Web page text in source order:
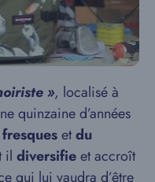
», localisé à
quinzaine d’années
etdu
il diversifieet accroît
qui lui vaudra d’être